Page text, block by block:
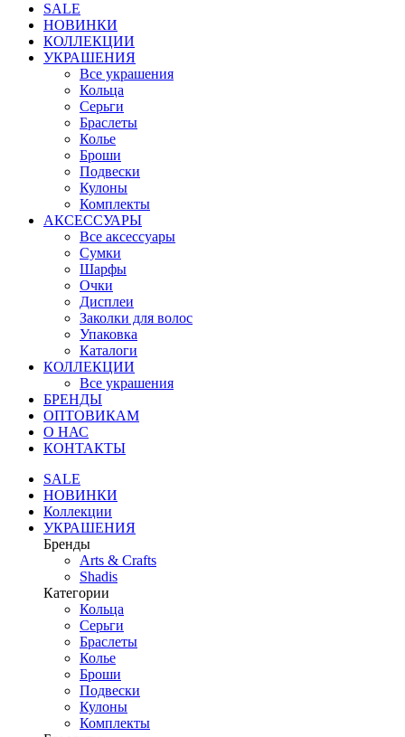
SALE
НОВИНКИ
КОЛЛЕКЦИИ
УКРАШЕНИЯ
Все украшения
Кольца
Серьги
Браслеты
Колье
Броши
Подвески
Кулоны
Комплекты
АКСЕССУАРЫ
Все аксессуары
Сумки
Шарфы
Очки
Дисплеи
Заколки для волос
Упаковка
Каталоги
КОЛЛЕКЦИИ
Все украшения
БРЕНДЫ
ОПТОВИКАМ
О НАС
КОНТАКТЫ
SALE
НОВИНКИ
Коллекции
УКРАШЕНИЯ
Бренды
Аrts & Сrafts
Shadis
Категории
Кольца
Серьги
Браслеты
Колье
Броши
Подвески
Кулоны
Комплекты